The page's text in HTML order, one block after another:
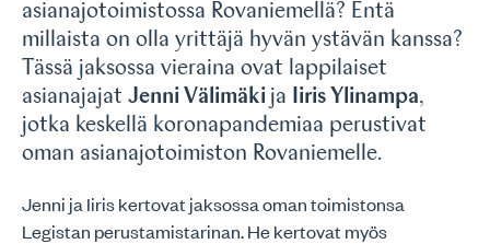
asianajotoimistossa Rovaniemellä? Entä
millaista on olla yrittäjä hyvän ystävän kanssa?
Tässä jaksossa vieraina ovat lappilaiset
asianajajat Jenni Välimäki ja Iiris Ylinampa,
jotka keskellä koronapandemiaa perustivat
oman asianajotoimiston Rovaniemelle.
Jenni ja Iiris kertovat jaksossa oman toimistonsa
Legistan perustamistarinan. He kertovat myös